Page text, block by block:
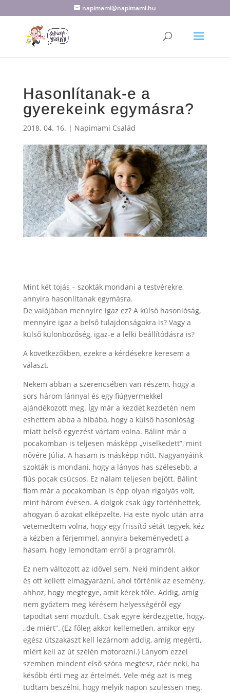
napimami@napimami.hu
Hasonlítanak-e a
gyerekeink egymásra?
2018. 04. 16. | Napimami Család
Mint két tojás – szokták mondani a testvérekre,
annyira hasonlítanak egymásra.
De valójában mennyire igaz ez? A külső hasonlóság,
mennyire igaz a belső tulajdonságokra is? Vagy a
külső különbözőség, igaz-e a lelki beállítódásra is?
A következőkben, ezekre a kérdésekre keresem a
választ.
Nekem abban a szerencsében van részem, hogy a
sors három lánnyal és egy fiúgyermekkel
ajándékozott meg. Így már a kezdet kezdetén nem
eshettem abba a hibába, hogy a külső hasonlóság
miatt belső egyezést vártam volna. Bálint már a
pocakomban is teljesen másképp „viselkedett”, mint
nővére Júlia. A hasam is másképp nőtt. Nagyanyáink
szokták is mondani, hogy a lányos has szélesebb, a
fiús pocak csúcsos. Ez nálam teljesen bejött. Bálint
fiam már a pocakomban is épp olyan rigolyás volt,
mint három évesen. A dolgok csak úgy történhettek,
ahogyan ő azokat elképzelte. Ha este nyolc után arra
vetemedtem volna, hogy egy frissítő sétát tegyek, kéz
a kézben a férjemmel, annyira bekeményedett a
hasam, hogy lemondtam erről a programról.
Ez nem változott az idővel sem. Neki mindent akkor
és ott kellett elmagyarázni, ahol történik az esemény,
ahhoz, hogy megtegye, amit kérek tőle. Addig, amíg
nem győztem meg kérésem helyességéről egy
tapodtat sem mozdult. Csak egyre kérdezgette, hogy,-
„de miért”. (Ez főleg akkor kellemetlen, amikor egy
egész útszakaszt kell lezárnom addig, amíg megérti,
miért kell az út szélén motorozni.) Lányom ezzel
szemben mindent első szóra megtesz, ráér neki, ha
később érti meg az értelmét. Vele még azt is meg
tudtam beszélni, hogy melyik napon szülessen meg.